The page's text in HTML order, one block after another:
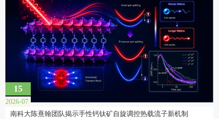
15
2026-07
南科大陈熹翰团队揭示手性钙钛矿自旋调控热载流子新机制